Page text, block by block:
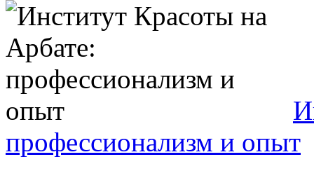
профессионализм и опыт